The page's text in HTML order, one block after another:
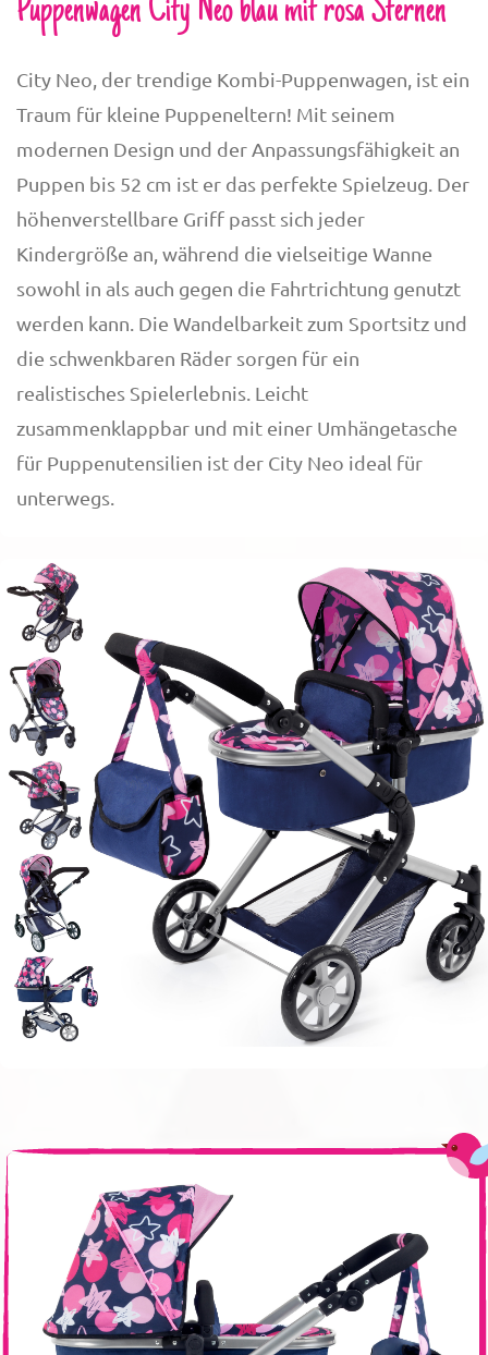
Puppenwagen City Neo blau mit rosa Sternen
City Neo, der trendige Kombi-Puppenwagen, ist ein
Traum für kleine Puppeneltern! Mit seinem
modernen Design und der Anpassungsfähigkeit an
Puppen bis 52 cm ist er das perfekte Spielzeug. Der
höhenverstellbare Griff passt sich jeder
Kindergröße an, während die vielseitige Wanne
sowohl in als auch gegen die Fahrtrichtung genutzt
werden kann. Die Wandelbarkeit zum Sportsitz und
die schwenkbaren Räder sorgen für ein
realistisches Spielerlebnis. Leicht
zusammenklappbar und mit einer Umhängetasche
für Puppenutensilien ist der City Neo ideal für
unterwegs.